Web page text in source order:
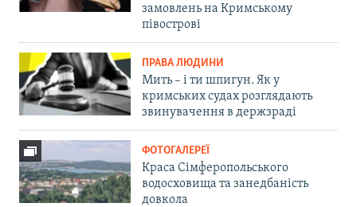
замовлень на Кримському
півострові
ПРАВА ЛЮДИНИ
Мить – і ти шпигун. Як у
кримських судах розглядають
звинувачення в держзраді
ФОТОГАЛЕРЕЇ
Краса Сімферопольського
водосховища та занедбаність
довкола